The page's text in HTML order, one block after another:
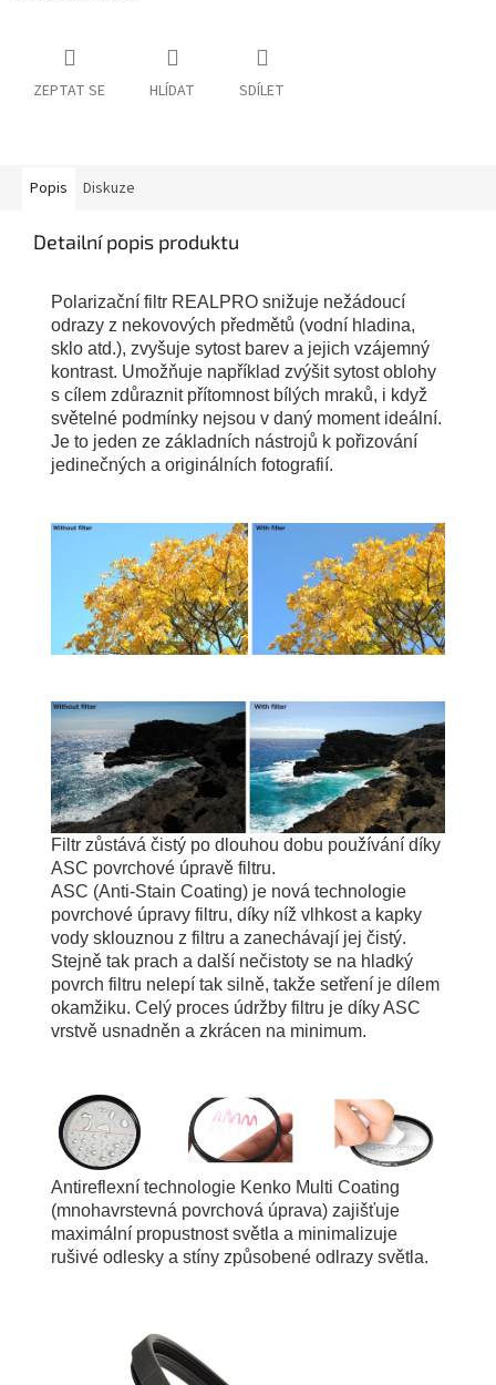
ZEPTAT SE HLÍDAT SDÍLET
Popis Diskuze
Detailní popis produktu
Polarizační filtr REALPRO snižuje nežádoucí
odrazy z nekovových předmětů (vodní hladina,
sklo atd.), zvyšuje sytost barev a jejich vzájemný
kontrast. Umožňuje například zvýšit sytost oblohy
s cílem zdůraznit přítomnost bílých mraků, i když
světelné podmínky nejsou v daný moment ideální.
Je to jeden ze základních nástrojů k pořizování
jedinečných a originálních fotografií.
Filtr zůstává čistý po dlouhou dobu používání díky
ASC povrchové úpravě filtru.
ASC (Anti-Stain Coating) je nová technologie
povrchové úpravy filtru, díky níž vlhkost a kapky
vody sklouznou z filtru a zanechávají jej čistý.
Stejně tak prach a další nečistoty se na hladký
povrch filtru nelepí tak silně, takže setření je dílem
okamžiku. Celý proces údržby filtru je díky ASC
vrstvě usnadněn a zkrácen na minimum.
Antireflexní technologie Kenko Multi Coating
(mnohavrstevná povrchová úprava) zajišťuje
maximální propustnost světla a minimalizuje
rušivé odlesky a stíny způsobené odlrazy světla.